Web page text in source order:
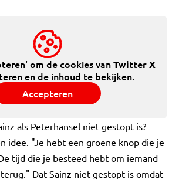
om de cookies vanTwitter X
en de inhoud te bekijken.
Accepteren
als Peterhansel niet gestopt is?
idee. "Je hebt een groene knop die je
tijd die je besteed hebt om iemand
Dat Sainz niet gestopt is omdat